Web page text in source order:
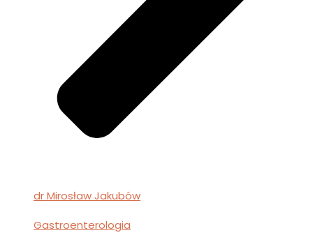
dr Mirosław Jakubów
Gastroenterologia